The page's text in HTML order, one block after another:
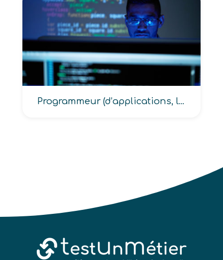
Programmeur (d’applications, logiciel de base informatique)